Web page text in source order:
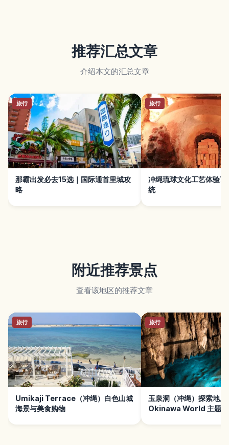
推荐汇总文章
介绍本文的汇总文章
旅行
那霸出发必去15选｜国际通首里城攻
略
旅行
冲绳琉球文化工艺体验7
统
附近推荐景点
查看该地区的推荐文章
旅行
Umikaji Terrace（冲绳）白色山城
海景与美食购物
旅行
玉泉洞（冲绳）探索地底
Okinawa World 主题